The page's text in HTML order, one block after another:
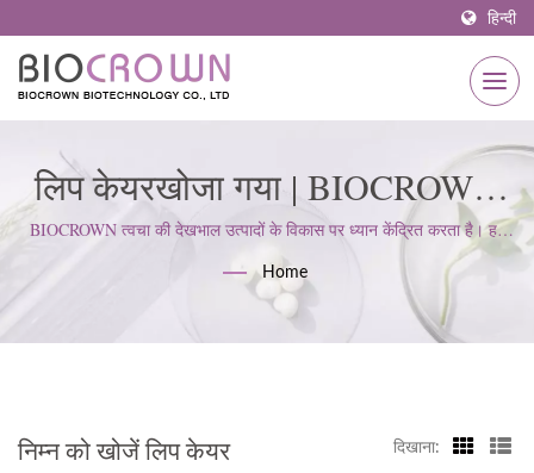
हिन्दी
लिप केयरखोजा गया | BIOCROWN
की उन्नत निर्माण: क्लीनरूम, आरओ
सिस्टम और गुणवत्ता नियंत्रण
BIOCROWN त्वचा की देखभाल उत्पादों के विकास पर ध्यान केंद्रित करता है। हम
ISO22716 और अच्छे निर्माण प्रथाओं (GMP) मानकों का पालन करते हैं; ग्राहक की
अपेक्षाओं को पूरा करने के लिए एक सख्त दृष्टिकोण बनाए रखते हैं।
Home
निम्न को खोजें लिप केयर दिखाना: